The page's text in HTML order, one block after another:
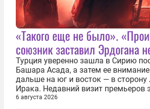
«Такого еще не было».
союзник заставил Эрдогана
Турция уверенно зашла в Сирию
Башара Асада, а затем ее
дальше на юг и восток — в сторону
Ирака. Недавний визит премьеров
Анкару, договоры об участии
6 августа 2026